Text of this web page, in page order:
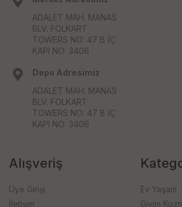
ADALET MAH. MANAS
BLV. FOLKART
TOWERS NO: 47 B İÇ
KAPI NO: 3406
Depo Adresimiz
ADALET MAH. MANAS
BLV. FOLKART
TOWERS NO: 47 B İÇ
KAPI NO: 3406
Alışveriş
Üye Girişi
İletişim
Ev Yaşam
Giyim